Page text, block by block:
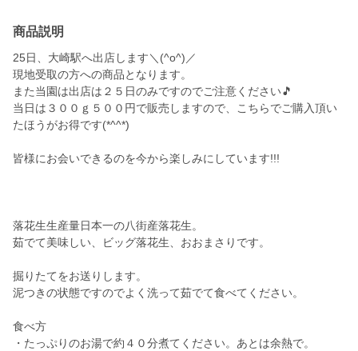
商品説明
25日、大崎駅へ出店します＼(^o^)／
現地受取の方への商品となります。
また当園は出店は２５日のみですのでご注意ください🎵
当日は３００ｇ５００円で販売しますので、こちらでご購入頂い
たほうがお得です(*^^*)
皆様にお会いできるのを今から楽しみにしています!!!
落花生生産量日本一の八街産落花生。
茹でて美味しい、ビッグ落花生、おおまさりです。
掘りたてをお送りします。
泥つきの状態ですのでよく洗って茹でて食べてください。
食べ方
・たっぷりのお湯で約４０分煮てください。あとは余熱で。